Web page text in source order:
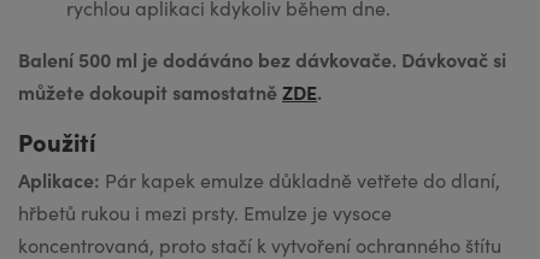
rychlou aplikaci kdykoliv během dne.
Balení 500 ml je dodáváno bez dávkovače. Dávkovač si
můžete dokoupit samostatněZDE.
Použití
Aplikace: Pár kapek emulze důkladně vetřete do dlaní,
hřbetů rukou i mezi prsty. Emulze je vysoce
koncentrovaná, proto stačí k vytvoření ochranného štítu